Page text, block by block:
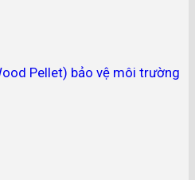
Pellet) bảo vệ môi trường